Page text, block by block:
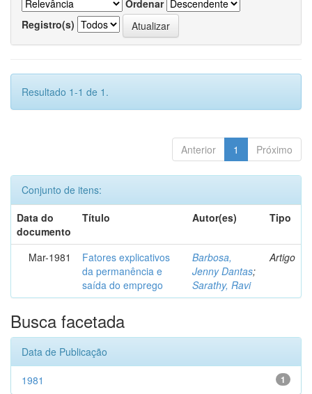
Ordenar
Registro(s)
Resultado 1-1 de 1.
Anterior 1 Próximo
Conjunto de itens:
Data do
documento
Título Autor(es) Tipo
Mar-1981
Fatores explicativos
da permanência e
saída do emprego
Barbosa,
Jenny Dantas;
Sarathy, Ravi
Artigo
Busca facetada
Data de Publicação
1
1981